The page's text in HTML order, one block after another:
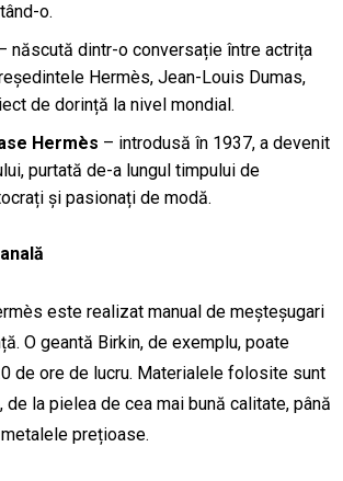
o.
născută dintr-o conversație între actrița
Hermès, Jean-Louis Dumas,
de dorință la nivel mondial.
Hermès – introdusă în 1937, a devenit
purtată de-a lungul timpului de
și pasionați de modă.
este realizat manual de meșteșugari
O geantă Birkin, de exemplu, poate
de ore de lucru. Materialele folosite sunt
la pielea de cea mai bună calitate, până
prețioase.